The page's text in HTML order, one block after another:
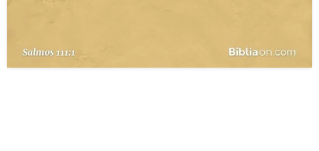
PERGUNTE À BÍBLIA
TERMO BÍBLICO